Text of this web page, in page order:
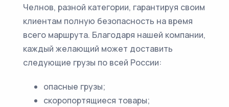
Челнов, разной категории, гарантируя своим
клиентам полную безопасность на время
всего маршрута. Благодаря нашей компании,
каждый желающий может доставить
следующие грузы по всей России:
опасные грузы;
скоропортящиеся товары;